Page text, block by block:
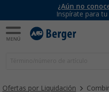
¿Aún no
Inspírate para
Ofertas por Liquidación